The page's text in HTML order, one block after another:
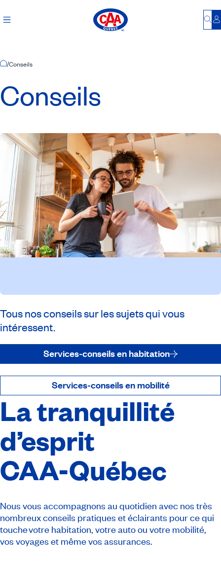
Accueil
/Conseils
Conseils
Tous nos conseils sur les sujets qui vous
intéressent.
Services-conseils en habitation
Services-conseils en mobilité
La tranquillité
d’esprit
CAA-Québec
Nous vous accompagnons au quotidien avec nos très
nombreux conseils pratiques et éclairants pour ce qui
touche votre habitation, votre auto ou votre mobilité,
vos voyages et même vos assurances.